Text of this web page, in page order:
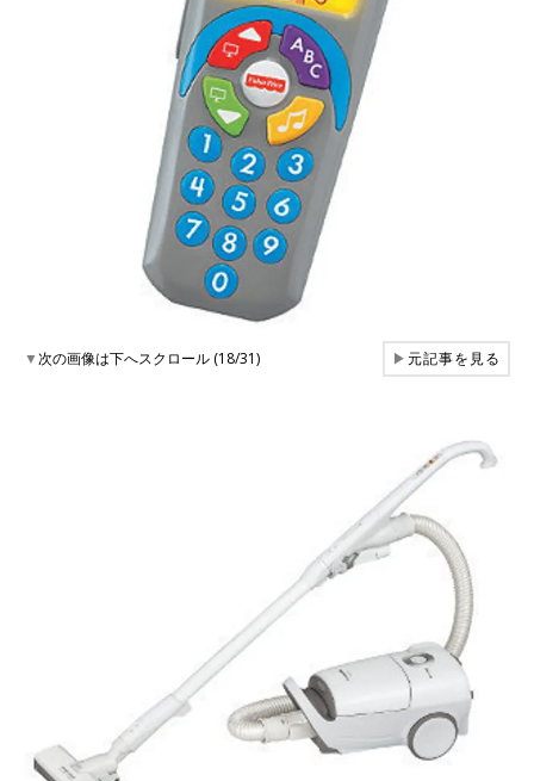
▼次の画像は下へスクロール (18/31) ▶元記事を見る